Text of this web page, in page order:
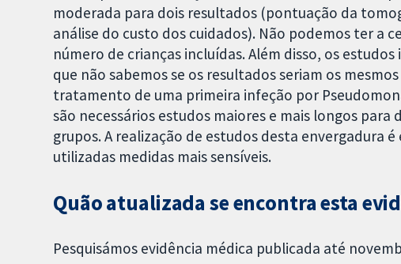
moderada para dois resultados (pontuação da
análise do custo dos cuidados). Não podemos ter a
número de crianças incluídas. Além disso, os
que não sabemos se os resultados seriam os
tratamento de uma primeira infeção por
são necessários estudos maiores e mais longos
grupos. A realização de estudos desta envergadura
utilizadas medidas mais sensíveis.
Quão atualizada se encontra esta
Pesquisámos evidência médica publicada até